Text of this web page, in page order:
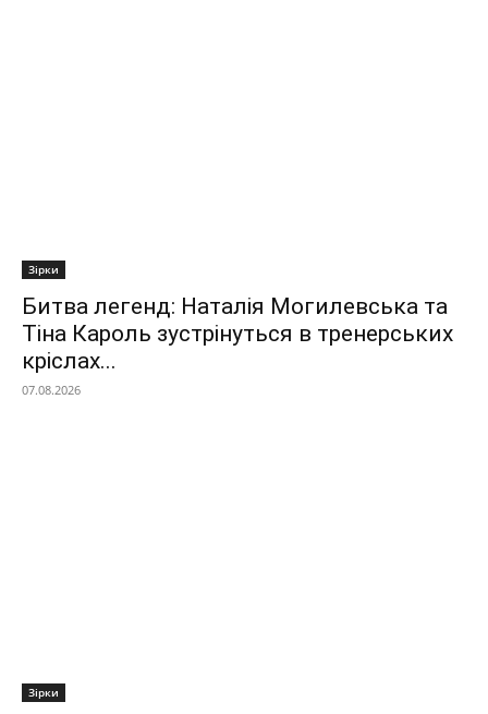
Зірки
Битва легенд: Наталія Могилевська та
Тіна Кароль зустрінуться в тренерських
кріслах...
07.08.2026
Зірки